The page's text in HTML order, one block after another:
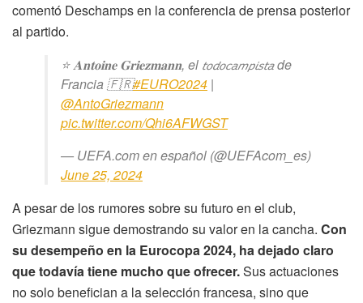
comentó Deschamps en la conferencia de prensa posterior
al partido.
⭐ 𝐀𝐧𝐭𝐨𝐢𝐧𝐞 𝐆𝐫𝐢𝐞𝐳𝐦𝐚𝐧𝐧, el 𝘵𝘰𝘥𝘰𝘤𝘢𝘮𝘱𝘪𝘴𝘵𝘢 de
Francia 🇫🇷#EURO2024 |
@AntoGriezmann
pic.twitter.com/Qhi6AFWGST
— UEFA.com en español (@UEFAcom_es)
June 25, 2024
A pesar de los rumores sobre su futuro en el club,
Griezmann sigue demostrando su valor en la cancha. Con
su desempeño en la Eurocopa 2024, ha dejado claro
que todavía tiene mucho que ofrecer.Sus actuaciones
no solo benefician a la selección francesa, sino que